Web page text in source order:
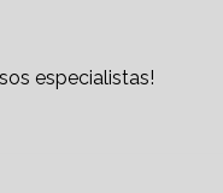
especialistas!